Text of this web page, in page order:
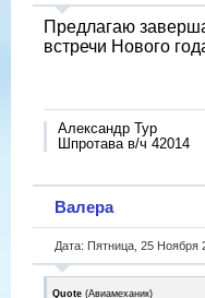
Предлагаю
встречи Нового
Александр Тур
Шпротава в/ч 42014
Валера
Дата: Пятница, 25 Ноября
Quote (Авиамеханик)